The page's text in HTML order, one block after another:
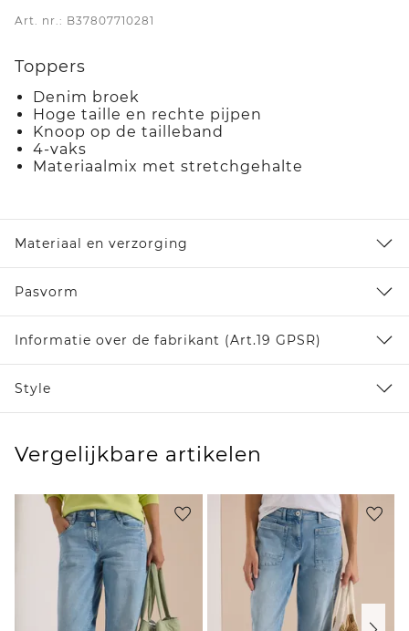
Art. nr.: B37807710281
Toppers
Denim broek
Hoge taille en rechte pijpen
Knoop op de tailleband
4-vaks
Materiaalmix met stretchgehalte
Materiaal en verzorging
Pasvorm
Informatie over de fabrikant (Art.19 GPSR)
Style
Vergelijkbare artikelen